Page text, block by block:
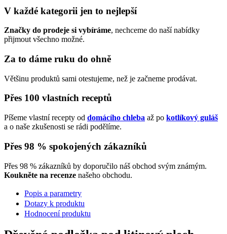
V každé kategorii jen to nejlepší
Značky do prodeje si vybíráme, nechceme do naší nabídky
přijmout všechno možné.
Za to dáme ruku do ohně
Většinu produktů sami otestujeme, než je začneme prodávat.
Přes 100 vlastních receptů
Píšeme vlastní recepty od domácího chleba až po kotlíkový guláš
a o naše zkušenosti se rádi podělíme.
Přes 98 % spokojených zákazníků
Přes 98 % zákazníků by doporučilo náš obchod svým známým.
Koukněte na recenze našeho obchodu.
Popis a parametry
Dotazy k produktu
Hodnocení produktu